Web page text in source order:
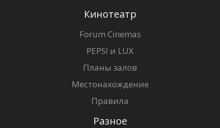
Кинотеатр
Forum Cinemas
PEPSI и LUX
Планы залов
Местонахождение
Правила
Разное